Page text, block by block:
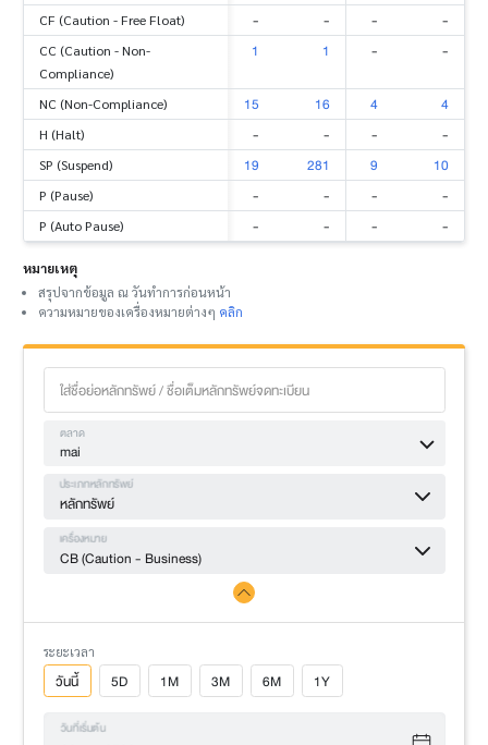
CF (Caution - Free Float) - - - -
CC (Caution - Non-
Compliance)
1 1 - -
NC (Non-Compliance) 15 16 4 4
H (Halt) - - - -
SP (Suspend) 19 281 9 10
P (Pause) - - - -
P (Auto Pause) - - - -
หมายเหตุ
สรุปจากข้อมูล ณ วันทำการก่อนหน้า
ความหมายของเครื่องหมายต่างๆ คลิก
ตลาด
mai
ประเภทหลักทรัพย์
หลักทรัพย์
เครื่องหมาย
CB (Caution - Business)
ระยะเวลา
วันนี้ 5D 1M 3M 6M 1Y
วันที่เริ่มต้น